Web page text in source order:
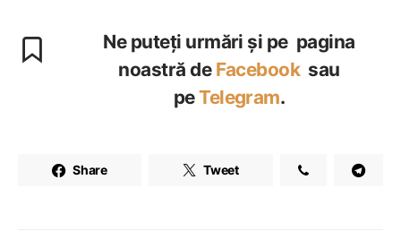
Ne puteți urmări și pe pagina
noastră de Facebook sau
peTelegram.
Share Tweet